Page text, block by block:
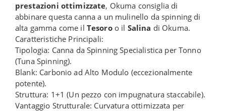
prestazioni ottimizzate, Okuma consiglia di
abbinare questa canna a un mulinello da spinning di
alta gamma come il Tesoroo il Salina di Okuma.
Caratteristiche Principali:
Tipologia: Canna da Spinning Specialistica per Tonno
(Tuna Spinning).
Blank: Carbonio ad Alto Modulo (eccezionalmente
potente).
Struttura: 1+1 (Un pezzo con impugnatura staccabile).
Vantaggio Strutturale: Curvatura ottimizzata per